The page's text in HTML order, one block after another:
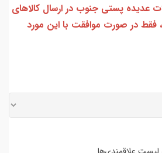
عدیده پستی جنوب در ارسال کالاهای
در صورت موافقت با این مورد